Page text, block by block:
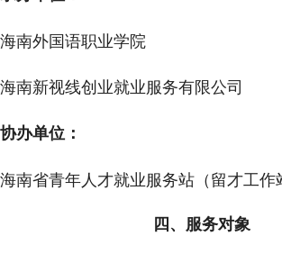
海南外国语职业学院
海南新视线创业就业服务有限公司
协办单位：
海南省青年人才就业服务站（留才工作
四、服务对象